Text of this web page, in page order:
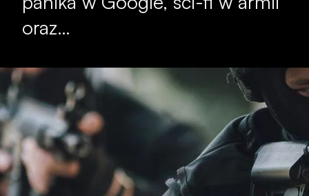
oraz…